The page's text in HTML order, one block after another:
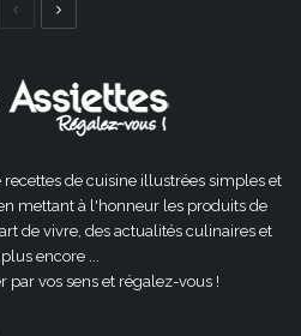
Page
recettes de cuisine illustrées simples et
mettant à l'honneur les produits de
de vivre, des actualités culinaires et
encore ...
par vos sens et régalez-vous !